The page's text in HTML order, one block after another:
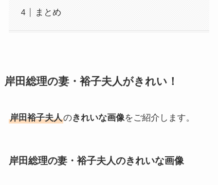
まとめ
岸田総理の妻・裕子夫人がきれい！
岸田裕子夫人のきれいな画像をご紹介します。
岸田総理の妻・裕子夫人のきれいな画像